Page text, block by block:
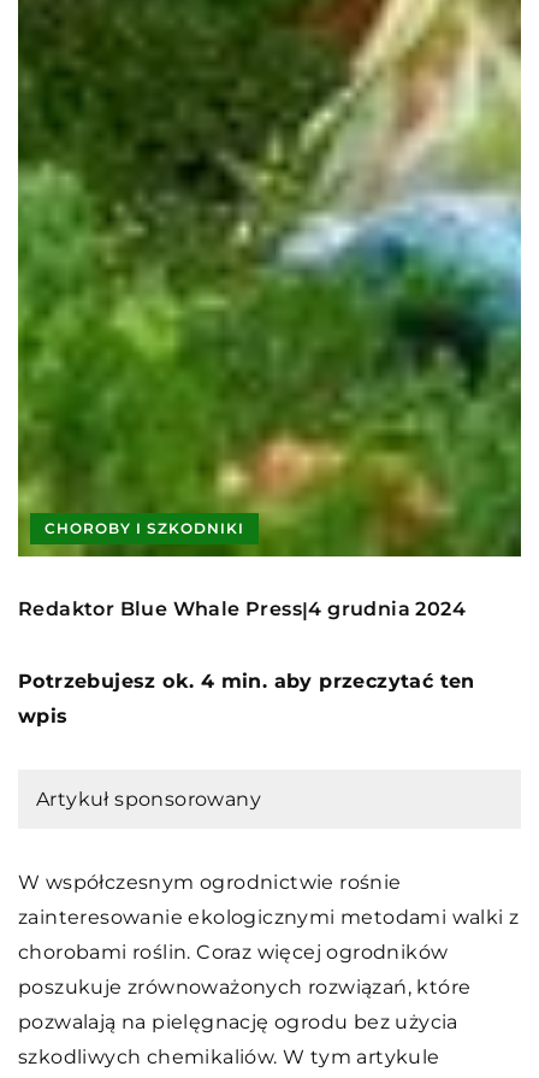
CHOROBY I SZKODNIKI
Redaktor Blue Whale Press|4 grudnia 2024
Potrzebujesz ok. 4 min. aby przeczytać ten
wpis
Artykuł sponsorowany
W współczesnym ogrodnictwie rośnie
zainteresowanie ekologicznymi metodami walki z
chorobami roślin. Coraz więcej ogrodników
poszukuje zrównoważonych rozwiązań, które
pozwalają na pielęgnację ogrodu bez użycia
szkodliwych chemikaliów. W tym artykule